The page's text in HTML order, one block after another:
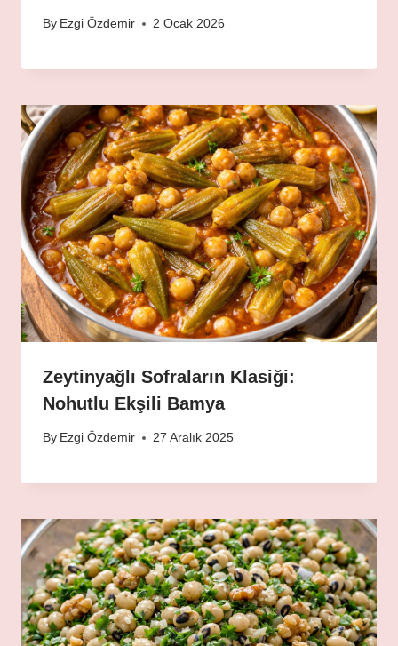
By Ezgi Özdemir 2 Ocak 2026
Zeytinyağlı Sofraların Klasiği:
Nohutlu Ekşili Bamya
By Ezgi Özdemir 27 Aralık 2025